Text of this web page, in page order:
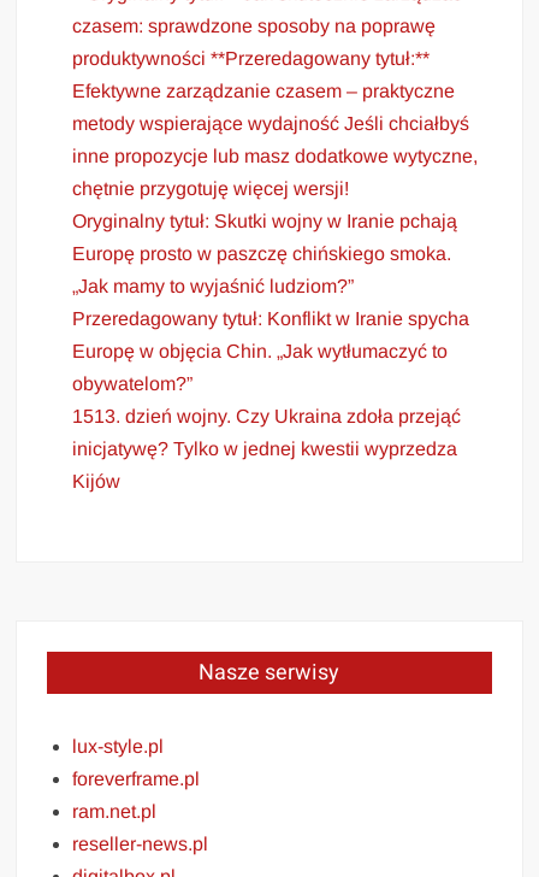
czasem: sprawdzone sposoby na poprawę
produktywności **Przeredagowany tytuł:**
Efektywne zarządzanie czasem – praktyczne
metody wspierające wydajność Jeśli chciałbyś
inne propozycje lub masz dodatkowe wytyczne,
chętnie przygotuję więcej wersji!
Oryginalny tytuł: Skutki wojny w Iranie pchają
Europę prosto w paszczę chińskiego smoka.
„Jak mamy to wyjaśnić ludziom?”
Przeredagowany tytuł: Konflikt w Iranie spycha
Europę w objęcia Chin. „Jak wytłumaczyć to
obywatelom?”
1513. dzień wojny. Czy Ukraina zdoła przejąć
inicjatywę? Tylko w jednej kwestii wyprzedza
Kijów
Nasze serwisy
lux-style.pl
foreverframe.pl
ram.net.pl
reseller-news.pl